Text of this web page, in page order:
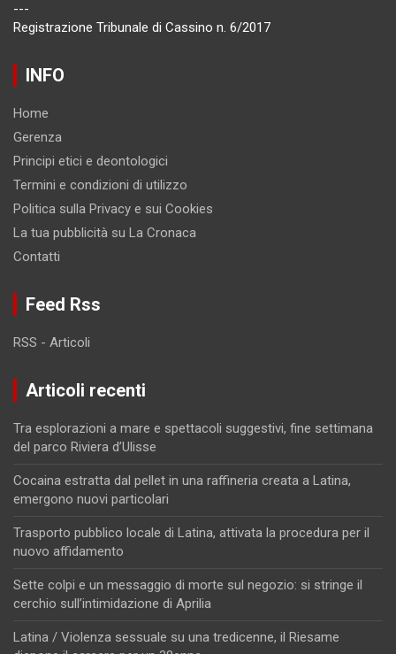
---
Registrazione Tribunale di Cassino n. 6/2017
INFO
Home
Gerenza
Principi etici e deontologici
Termini e condizioni di utilizzo
Politica sulla Privacy e sui Cookies
La tua pubblicità su La Cronaca
Contatti
Feed Rss
RSS - Articoli
Articoli recenti
Tra esplorazioni a mare e spettacoli suggestivi, fine settimana
del parco Riviera d’Ulisse
Cocaina estratta dal pellet in una raffineria creata a Latina,
emergono nuovi particolari
Trasporto pubblico locale di Latina, attivata la procedura per il
nuovo affidamento
Sette colpi e un messaggio di morte sul negozio: si stringe il
cerchio sull’intimidazione di Aprilia
Latina / Violenza sessuale su una tredicenne, il Riesame